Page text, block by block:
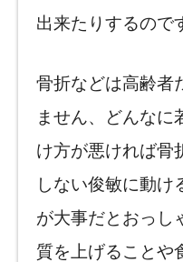
出来たりするので
骨折などは高齢者
ません、どんなに
け方が悪ければ骨
しない俊敏に動け
が大事だとおっし
質を上げることや